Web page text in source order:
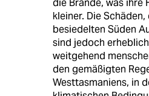
kleiner. Die
besiedelten Süden
sind jedoch
weitgehend
den gemäßigten
Westtasmaniens, in